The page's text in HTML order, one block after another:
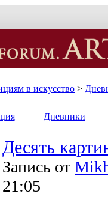
в искусство >
Дневники
Десять
Запись от
21:05